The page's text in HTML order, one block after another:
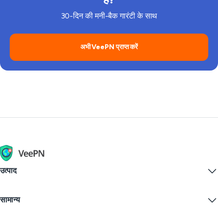
30-दिन की मनी-बैक गारंटी के साथ
अभी VeePN प्राप्त करें
उत्पाद
VPN for macOS
सामान्य